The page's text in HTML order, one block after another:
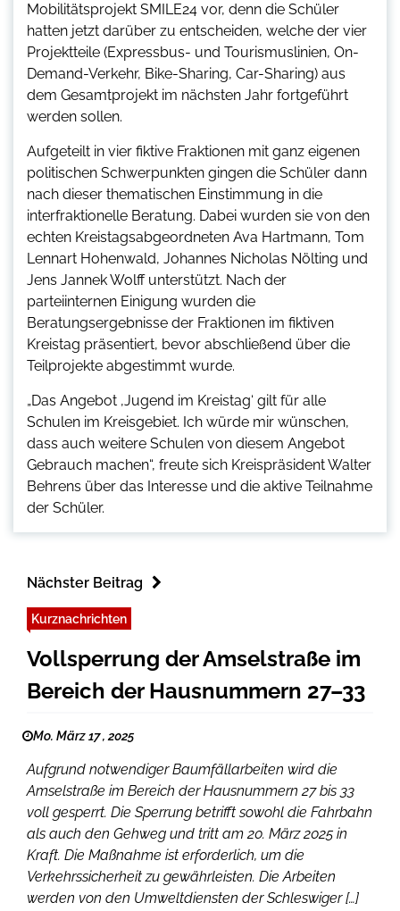
Mobilitätsprojekt SMILE24 vor, denn die Schüler
hatten jetzt darüber zu entscheiden, welche der vier
Projektteile (Expressbus- und Tourismuslinien, On-
Demand-Verkehr, Bike-Sharing, Car-Sharing) aus
dem Gesamtprojekt im nächsten Jahr fortgeführt
werden sollen.
Aufgeteilt in vier fiktive Fraktionen mit ganz eigenen
politischen Schwerpunkten gingen die Schüler dann
nach dieser thematischen Einstimmung in die
interfraktionelle Beratung. Dabei wurden sie von den
echten Kreistagsabgeordneten Ava Hartmann, Tom
Lennart Hohenwald, Johannes Nicholas Nölting und
Jens Jannek Wolff unterstützt. Nach der
parteiinternen Einigung wurden die
Beratungsergebnisse der Fraktionen im fiktiven
Kreistag präsentiert, bevor abschließend über die
Teilprojekte abgestimmt wurde.
„Das Angebot ,Jugend im Kreistag‘ gilt für alle
Schulen im Kreisgebiet. Ich würde mir wünschen,
dass auch weitere Schulen von diesem Angebot
Gebrauch machen“, freute sich Kreispräsident Walter
Behrens über das Interesse und die aktive Teilnahme
der Schüler.
Nächster Beitrag
Kurznachrichten
Vollsperrung der Amselstraße im
Bereich der Hausnummern 27–33
Mo. März 17 , 2025
Aufgrund notwendiger Baumfällarbeiten wird die
Amselstraße im Bereich der Hausnummern 27 bis 33
voll gesperrt. Die Sperrung betrifft sowohl die Fahrbahn
als auch den Gehweg und tritt am 20. März 2025 in
Kraft. Die Maßnahme ist erforderlich, um die
Verkehrssicherheit zu gewährleisten. Die Arbeiten
werden von den Umweltdiensten der Schleswiger […]